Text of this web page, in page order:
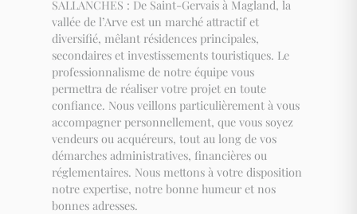
SALLANCHES : De Saint-Gervais à Magland, la
vallée de l’Arve est un marché attractif et
diversifié, mêlant résidences principales,
secondaires et investissements touristiques. Le
professionnalisme de notre équipe vous
permettra de réaliser votre projet en toute
confiance. Nous veillons particulièrement à vous
accompagner personnellement, que vous soyez
vendeurs ou acquéreurs, tout au long de vos
démarches administratives, financières ou
réglementaires. Nous mettons à votre disposition
notre expertise, notre bonne humeur et nos
bonnes adresses.